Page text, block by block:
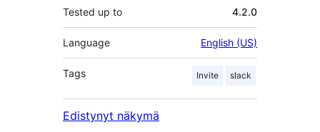
Tested up to 4.2.0
Language English (US)
Tags Invite slack
Edistynyt näkymä